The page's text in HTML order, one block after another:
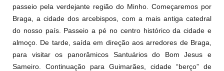
passeio pela verdejante região do Minho. Começaremos por
Braga, a cidade dos arcebispos, com a mais antiga catedral
do nosso país. Passeio a pé no centro histórico da cidade e
almoço. De tarde, saída em direção aos arredores de Braga,
para visitar os panorâmicos Santuários do Bom Jesus e
Sameiro. Continuação para Guimarães, cidade “berço” de